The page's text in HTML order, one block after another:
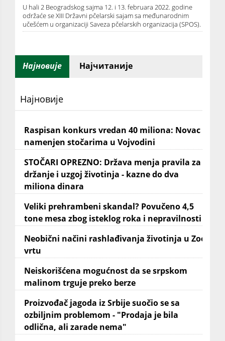
U hali 2 Beogradskog sajma 12. i 13. februara 2022. godine
održaće se XIII Državni pčelarski sajam sa međunarodnim
učešćem u organizaciji Saveza pčelarskih organizacija (SPOS).
Најновије Најчитаније
Најновије
Raspisan konkurs vredan 40 miliona: Novac
namenjen stočarima u Vojvodini
STOČARI OPREZNO: Država menja pravila za
držanje i uzgoj životinja - kazne do dva
miliona dinara
Veliki prehrambeni skandal? Povučeno 4,5
tone mesa zbog isteklog roka i nepravilnosti
Neobični načini rashlađivanja životinja u Zoo
vrtu
Neiskorišćena mogućnost da se srpskom
malinom trguje preko berze
Proizvođač jagoda iz Srbije suočio se sa
ozbiljnim problemom - "Prodaja je bila
odlična, ali zarade nema"